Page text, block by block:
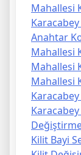
Mahallesi
Anahtar
Mahallesi
Mahallesi
Mahallesi
Kilit Bayi